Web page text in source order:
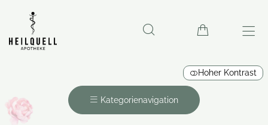
Hoher Kontrast
Kategorienavigation